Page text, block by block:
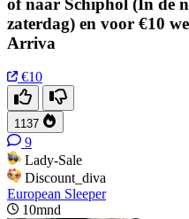
of naar Schiphol (In de
zaterdag) en voor €10
Arriva
€10
1137
9
Lady-Sale
Discount_diva
European Sleeper
10mnd